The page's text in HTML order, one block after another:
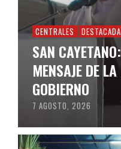
CENTRALES
SAN
MENSAJE DE
GOBIERNO
7 AGOSTO, 2026